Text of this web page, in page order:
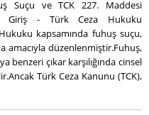
Suçu ve TCK 227. Maddesi
Giriş - Türk Ceza Hukuku
kapsamında fuhuş suçu,
amacıyla düzenlenmiştir.Fuhuş,
çıkar karşılığında cinsel
Türk Ceza Kanunu (TCK),